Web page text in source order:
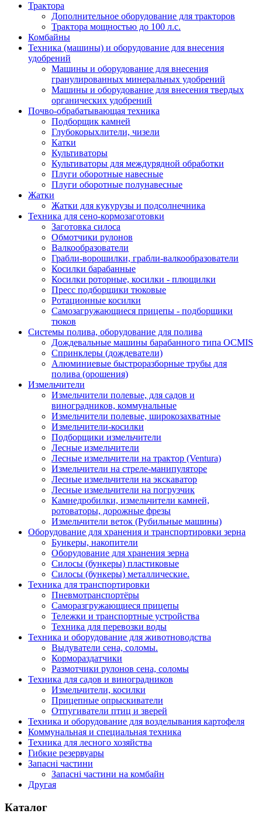
Трактора
Дополнительное оборудование для тракторов
Трактора мощностью до 100 л.с.
Комбайны
Техника (машины) и оборудование для внесения
удобрений
Машины и оборудование для внесения
гранулированных минеральных удобрений
Машины и оборудование для внесения твердых
органических удобрений
Почво-обрабатывающая техника
Подборщик камней
Глубокорыхлители, чизели
Катки
Культиваторы
Культиваторы для междурядной обработки
Плуги оборотные навесные
Плуги оборотные полунавесные
Жатки
Жатки для кукурузы и подсолнечника
Техника для сено-кормозаготовки
Заготовка силоса
Обмотчики рулонов
Валкообразователи
Грабли-ворошилки, грабли-валкообразователи
Косилки барабанные
Косилки роторные, косилки - плющилки
Пресс подборщики тюковые
Ротационные косилки
Самозагружающиеся прицепы - подборщики
тюков
Системы полива, оборудование для полива
Дождевальные машины барабанного типа OCMIS
Спринклеры (дождеватели)
Алюминиевые быстроразборные трубы для
полива (орошения)
Измельчители
Измельчители полевые, для садов и
виноградников, коммунальные
Измельчители полевые, широкозахватные
Измельчители-косилки
Подборщики измельчители
Лесные измельчители
Лесные измельчители на трактор (Ventura)
Измельчители на стреле-манипуляторе
Лесные измельчители на экскаватор
Лесные измельчители на погрузчик
Камнедробилки, измельчители камней,
ротоваторы, дорожные фрезы
Измельчители веток (Рубильные машины)
Оборудование для хранения и транспортировки зерна
Бункеры, накопители
Оборудование для хранения зерна
Силосы (бункеры) пластиковые
Силосы (бункеры) металлические.
Техника для транспортировки
Пневмотранспортёры
Саморазгружающиеся прицепы
Тележки и транспортные устройства
Техника для перевозки воды
Техника и оборудование для животноводства
Выдуватели сена, соломы.
Кормораздатчики
Размотчики рулонов сена, соломы
Техника для садов и виноградников
Измельчители, косилки
Прицепные опрыскиватели
Отпугиватели птиц и зверей
Техника и оборудование для возделывания картофеля
Коммунальная и специальная техника
Техника для лесного хозяйства
Гибкие резервуары
Запасні частини
Запасні частини на комбайн
Другая
Каталог